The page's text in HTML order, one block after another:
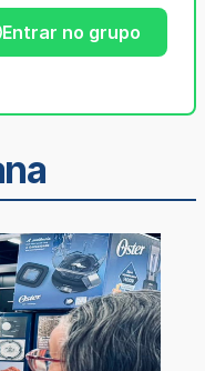
Entrar no grupo